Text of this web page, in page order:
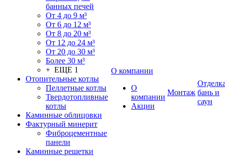
банных печей
От 4 до 9 м³
От 6 до 12 м³
От 8 до 20 м³
От 12 до 24 м³
От 20 до 30 м³
Более 30 м³
+ ЕЩЕ 1
Отопительные котлы
Пеллетные котлы
Твердотопливные
котлы
Каминные облицовки
Фактурный минерит
Фиброцементные
панели
Каминные решетки
О компании
О
компании
Акции
Монтаж бань и
саун